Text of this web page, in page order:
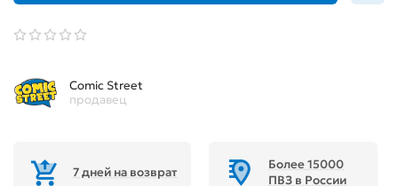
Comic Street
продавец
7 дней на возврат
Более 15000
ПВЗ в России